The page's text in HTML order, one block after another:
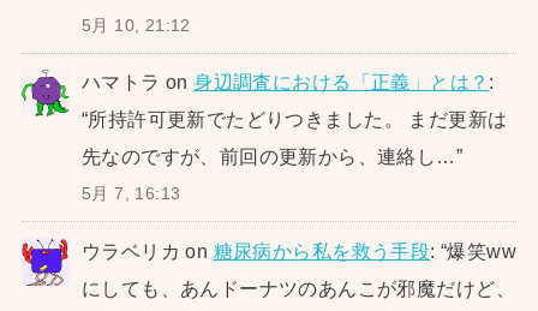
5月 10, 21:12
ハマトラ on身辺調査における「正義」とは？ :
“所持許可更新でたどりつきました。 まだ更新は
先なのですが、前回の更新から、連絡し…”
5月 7, 16:13
ウラベリカ on 糖尿病から私を救う手段: “爆笑ww
にしても、あんドーナツのあんこが邪魔だけど、